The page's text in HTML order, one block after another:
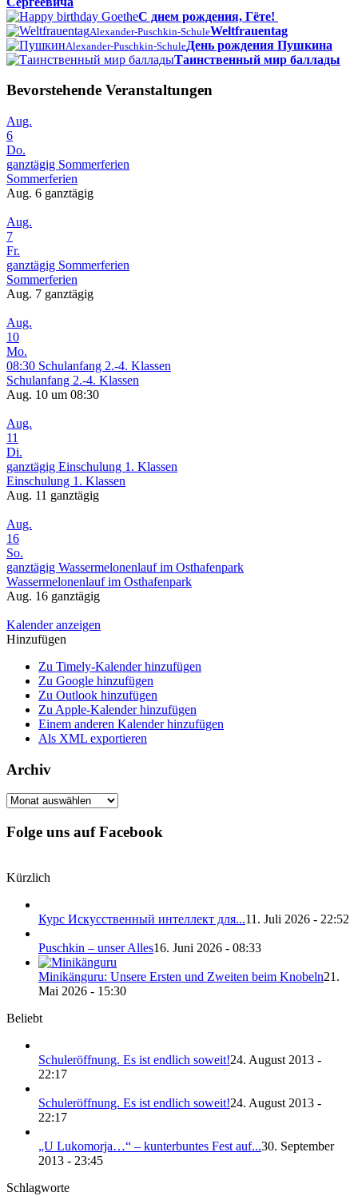
С днем рождения, Гёте!
Alexander-Puschkin-SchuleWeltfrauentag
Alexander-Puschkin-SchuleДень рождения Пушкина
Таинственный мир баллады
Bevorstehende Veranstaltungen
Aug.
6
Do.
ganztägig Sommerferien
Sommerferien
Aug. 6 ganztägig
Aug.
7
Fr.
ganztägig Sommerferien
Sommerferien
Aug. 7 ganztägig
Aug.
10
Mo.
08:30 Schulanfang 2.-4. Klassen
Schulanfang 2.-4. Klassen
Aug. 10 um 08:30
Aug.
11
Di.
ganztägig Einschulung 1. Klassen
Einschulung 1. Klassen
Aug. 11 ganztägig
Aug.
16
So.
ganztägig Wassermelonenlauf im Osthafenpark
Wassermelonenlauf im Osthafenpark
Aug. 16 ganztägig
Kalender anzeigen
Hinzufügen
Zu Timely-Kalender hinzufügen
Zu Google hinzufügen
Zu Outlook hinzufügen
Zu Apple-Kalender hinzufügen
Einem anderen Kalender hinzufügen
Als XML exportieren
Archiv
Archiv
Folge uns auf Facebook
Kürzlich
Курс Искусственный интеллект для...11. Juli 2026 - 22:52
Puschkin – unser Alles16. Juni 2026 - 08:33
Minikänguru: Unsere Ersten und Zweiten beim Knobeln21.
Mai 2026 - 15:30
Beliebt
Schuleröffnung. Es ist endlich soweit!24. August 2013 -
22:17
Schuleröffnung. Es ist endlich soweit!24. August 2013 -
22:17
„U Lukomorja…“ – kunterbuntes Fest auf...30. September
2013 - 23:45
Schlagworte